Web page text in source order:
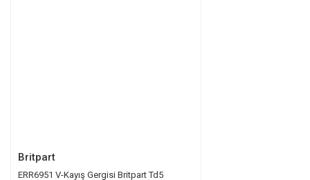
Britpart
ERR6951 V-Kayış Gergisi Britpart Td5